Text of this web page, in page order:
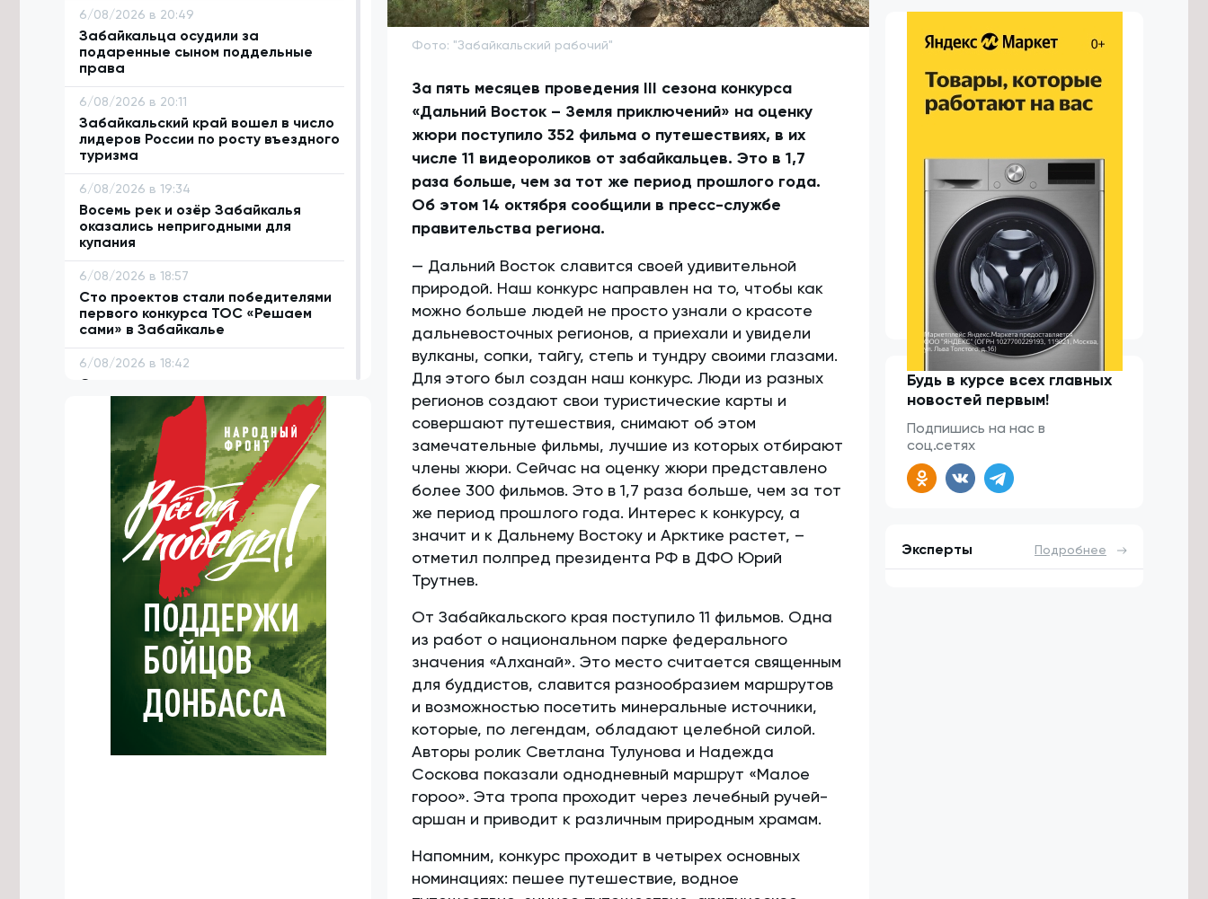
6/08/2026 в 20:49
Забайкальца осудили за
подаренные сыном поддельные
права
6/08/2026 в 20:11
Забайкальский край вошел в число
лидеров России по росту въездного
туризма
6/08/2026 в 19:34
Восемь рек и озёр Забайкалья
оказались непригодными для
купания
6/08/2026 в 18:57
Сто проектов стали победителями
первого конкурса ТОС «Решаем
сами» в Забайкалье
6/08/2026 в 18:42
Систему каналов для отвода
дождевой воды предложили
построить в селе Угдан
6/08/2026 в 18:31
Домен .РФ начал поддерживать 18
языков народов России
6/08/2026 в 18:06
Деловую программу проведут на
фестивале «Хорхог» в Забайкалье
6/08/2026 в 17:52
Самое большое число дамб в
России строится в Забайкалье
6/08/2026 в 17:50
Трёх ночных дрифтеров без прав
привлекли к ответственности в Чите
Пищеблок школы в Красном Чикое
Фото: "Забайкальский рабочий"
За пять месяцев проведения III сезона конкурса
«Дальний Восток – Земля приключений» на оценку
жюри поступило 352 фильма о путешествиях, в их
числе 11 видеороликов от забайкальцев. Это в 1,7
раза больше, чем за тот же период прошлого года.
Об этом 14 октября сообщили в пресс-службе
правительства региона.
— Дальний Восток славится своей удивительной
природой. Наш конкурс направлен на то, чтобы как
можно больше людей не просто узнали о красоте
дальневосточных регионов, а приехали и увидели
вулканы, сопки, тайгу, степь и тундру своими глазами.
Для этого был создан наш конкурс. Люди из разных
регионов создают свои туристические карты и
совершают путешествия, снимают об этом
замечательные фильмы, лучшие из которых отбирают
члены жюри. Сейчас на оценку жюри представлено
более 300 фильмов. Это в 1,7 раза больше, чем за тот
же период прошлого года. Интерес к конкурсу, а
значит и к Дальнему Востоку и Арктике растет, –
отметил полпред президента РФ в ДФО Юрий
Трутнев.
От Забайкальского края поступило 11 фильмов. Одна
из работ о национальном парке федерального
значения «Алханай». Это место считается священным
для буддистов, славится разнообразием маршрутов
и возможностью посетить минеральные источники,
которые, по легендам, обладают целебной силой.
Авторы ролик Светлана Тулунова и Надежда
Соскова показали однодневный маршрут «Малое
гороо». Эта тропа проходит через лечебный ручей-
аршан и приводит к различным природным храмам.
Напомним, конкурс проходит в четырех основных
номинациях: пешее путешествие, водное
Будь в курсе всех главных
новостей первым!
Подпишись на нас в
соц.сетях
Эксперты Подробнее